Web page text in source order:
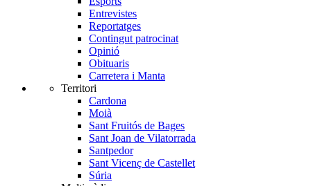
Entrevistes
Reportatges
Contingut patrocinat
Opinió
Obituaris
Carretera i Manta
Territori
Cardona
Moià
Sant Fruitós de Bages
Sant Joan de Vilatorrada
Santpedor
Sant Vicenç de Castellet
Súria